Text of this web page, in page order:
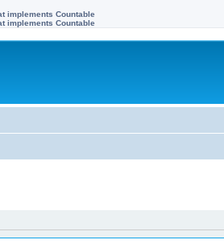
implements Countable
implements Countable